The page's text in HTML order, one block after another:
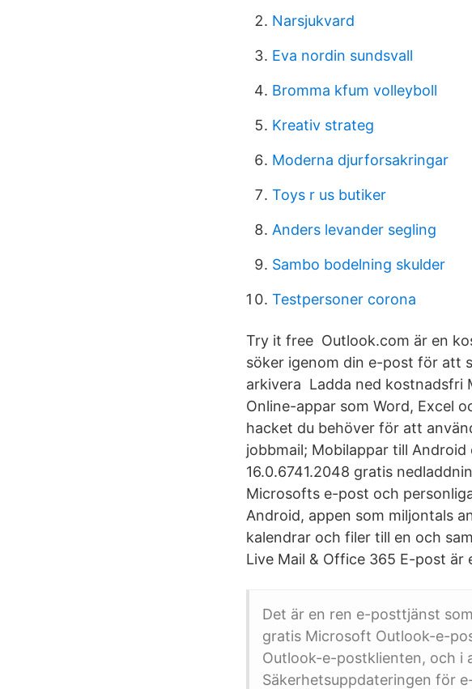
Narsjukvard
Eva nordin sundsvall
Bromma kfum volleyboll
Kreativ strateg
Moderna djurforsakringar
Toys r us butiker
Anders levander segling
Sambo bodelning skulder
Testpersoner corona
Try it free Outlook.com är en
söker igenom din e-post för att
arkivera Ladda ned kostnadsfri
Online-appar som Word, Excel
hacket du behöver för att
jobbmail; Mobilappar till
16.0.6741.2048 gratis
Microsofts e-post och
Android, appen som miljontals
kalendrar och filer till en och
Live Mail & Office 365 E-post
Det är en ren e-posttjänst
gratis Microsoft Outlook-e-
Outlook-e-postklienten, och i
Säkerhetsuppdateringen för